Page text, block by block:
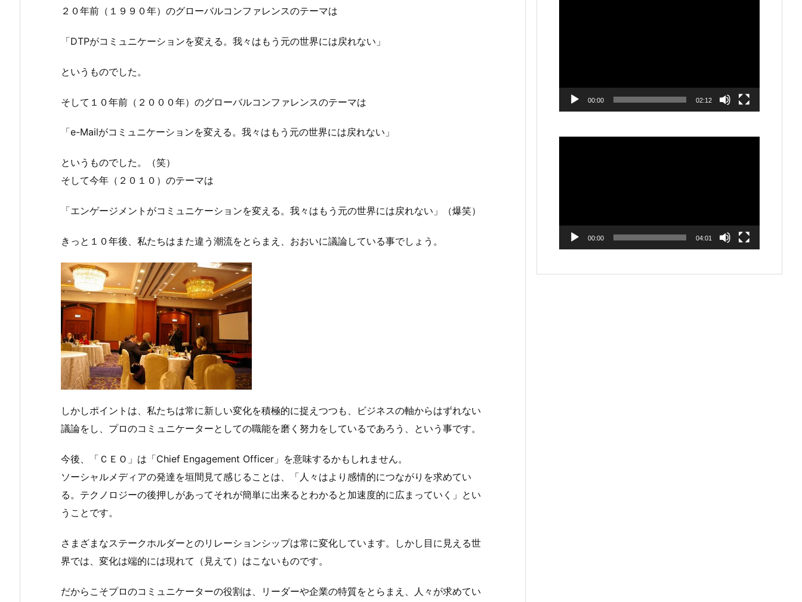
２０年前（１９９０年）のグローバルコンファレンスのテーマは
「DTPがコミュニケーションを変える。我々はもう元の世界には戻れない」
というものでした。
そして１０年前（２０００年）のグローバルコンファレンスのテーマは
「e-Mailがコミュニケーションを変える。我々はもう元の世界には戻れない」
というものでした。（笑）
そして今年（２０１０）のテーマは
「エンゲージメントがコミュニケーションを変える。我々はもう元の世界には戻れない」（爆笑）
きっと１０年後、私たちはまた違う潮流をとらまえ、おおいに議論している事でしょう。
しかしポイントは、私たちは常に新しい変化を積極的に捉えつつも、ビジネスの軸からはずれない
議論をし、プロのコミュニケーターとしての職能を磨く努力をしているであろう、という事です。
今後、「ＣＥＯ」は「Chief Engagement Officer」を意味するかもしれません。
ソーシャルメディアの発達を垣間見て感じることは、「人々はより感情的につながりを求めてい
る。テクノロジーの後押しがあってそれが簡単に出来るとわかると加速度的に広まっていく」とい
うことです。
さまざまなステークホルダーとのリレーションシップは常に変化しています。しかし目に見える世
界では、変化は端的には現れて（見えて）はこないものです。
だからこそプロのコミュニケーターの役割は、リーダーや企業の特質をとらまえ、人々が求めてい
00:00 02:12
00:00 04:01